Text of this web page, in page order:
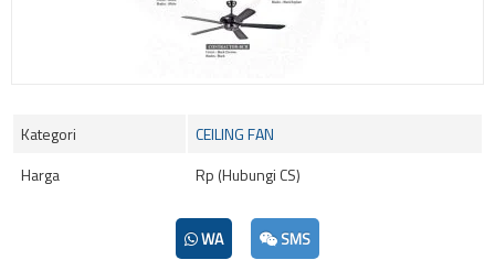
Kategori
CEILING FAN
Harga
Rp (Hubungi CS)
WA SMS